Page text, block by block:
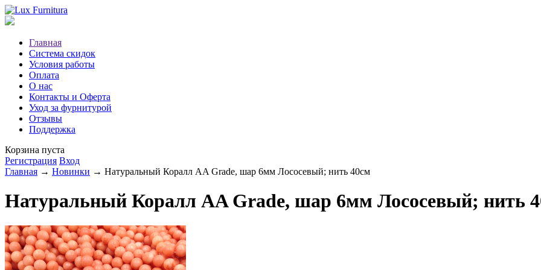
Главная
Система скидок
Условия работы
Оплата
О нас
Контакты и Оферта
Уход за фурнитурой
Отзывы
Поддержка
Корзина пуста
Регистрация Вход
Главная → Новинки → Натуральный Коралл AA Grade, шар 6мм Лососевый; нить 40см
Натуральный Коралл AA Grade, шар 6мм Лососевый; нить